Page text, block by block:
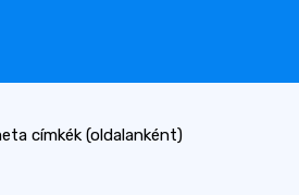
címkék (oldalanként)